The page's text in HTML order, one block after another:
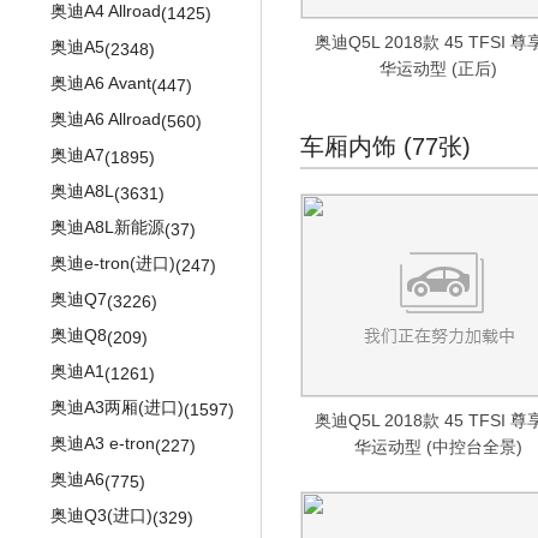
奥迪A4 Allroad(1425)
奥迪A5(2348)
奥迪A6 Avant(447)
奥迪A6 Allroad(560)
奥迪A7(1895)
奥迪A8L (3631)
奥迪A8L新能源(37)
奥迪e-tron(进口)(247)
奥迪Q7(3226)
奥迪Q8(209)
奥迪A1 (1261)
奥迪A3两厢(进口)(1597)
奥迪A3 e-tron(227)
奥迪A6(775)
奥迪Q3(进口)(329)
奥迪Q5L 2018款 45 TFSI 尊
华运动型 (正后)
车厢内饰 (77张)
奥迪Q5L 2018款 45 TFSI 尊
华运动型 (中控台全景)